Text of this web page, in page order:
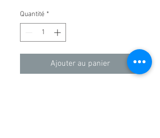
Quantité *
Ajouter au panier